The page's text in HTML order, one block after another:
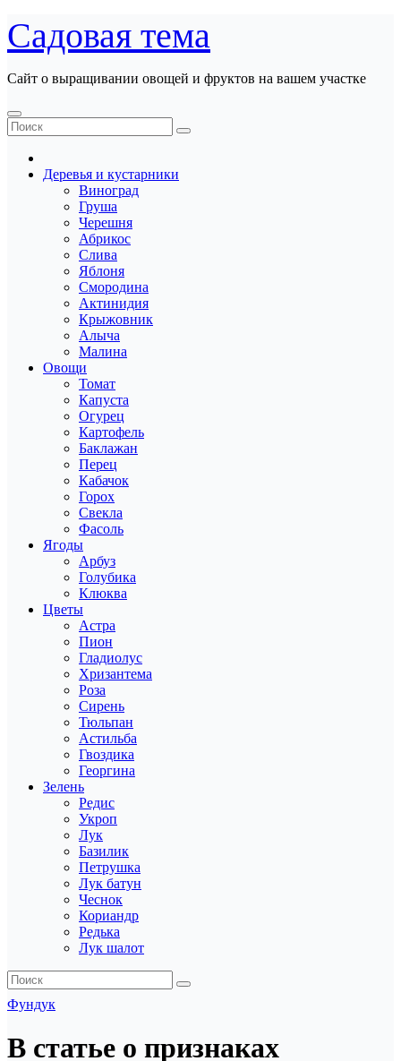
Перейти
к
содержанию
Садовая тема
Сайт о выращивании овощей и фруктов на вашем участке
Деревья и кустарники
Виноград
Груша
Черешня
Абрикос
Слива
Яблоня
Смородина
Актинидия
Крыжовник
Алыча
Малина
Овощи
Томат
Капуста
Огурец
Картофель
Баклажан
Перец
Кабачок
Горох
Свекла
Фасоль
Ягоды
Арбуз
Голубика
Клюква
Цветы
Астра
Пион
Гладиолус
Хризантема
Роза
Сирень
Тюльпан
Астильба
Гвоздика
Георгина
Зелень
Редис
Укроп
Лук
Базилик
Петрушка
Лук батун
Чеснок
Кориандр
Редька
Лук шалот
Фундук
В статье о признаках